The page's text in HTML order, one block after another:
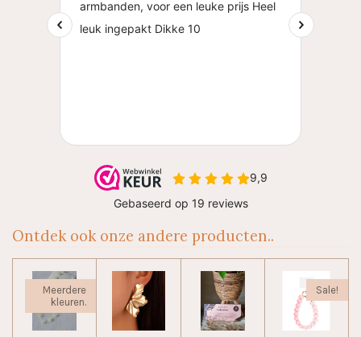
Ontdek ook onze andere producten..
Meerdere
kleuren.
Sale!